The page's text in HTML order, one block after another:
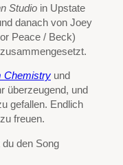
Studio in Upstate
danach von Joey
Peace / Beck)
Chemistry und
überzeugend, und
gefallen. Endlich
freuen.
du den Song